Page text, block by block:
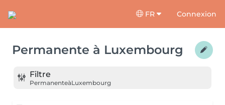
FR Connexion
Permanente à Luxembourg
Filtre
PermanenteàLuxembourg